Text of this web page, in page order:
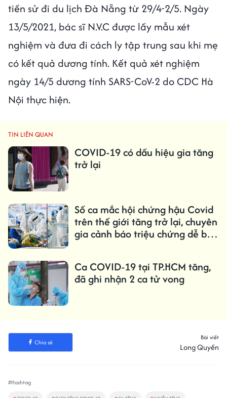
tiền sử đi du lịch Đà Nẵng từ 29/4-2/5. Ngày
13/5/2021, bác sĩ N.V.C được lấy mẫu xét
nghiệm và đưa đi cách ly tập trung sau khi mẹ
có kết quả dương tính. Kết quả xét nghiệm
ngày 14/5 dương tính SARS-CoV-2 do CDC Hà
Nội thực hiện.
TIN LIÊN QUAN
COVID-19 có dấu hiệu gia tăng
trở lại
Số ca mắc hội chứng hậu Covid
trên thế giới tăng trở lại, chuyên
gia cảnh báo triệu chứng dễ bị
Ca COVID-19 tại TP.HCM tăng,
đã ghi nhận 2 ca tử vong
Chia sẻ
Bài viết
Long Quyền
#Hashtag